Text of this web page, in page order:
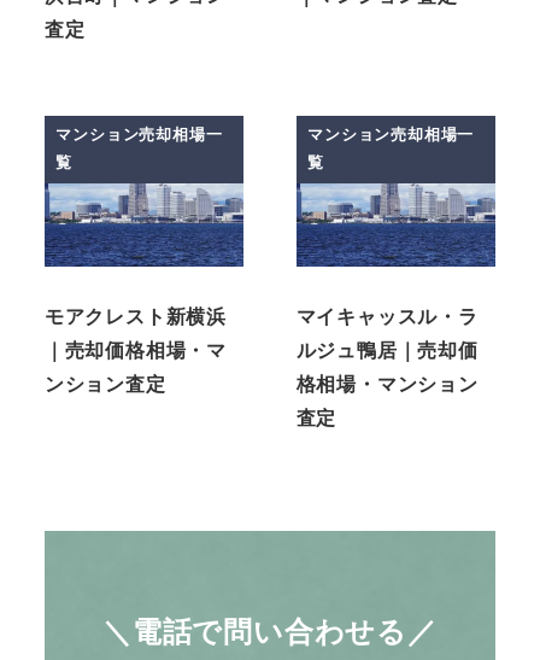
査定
マンション売却相場一
覧
モアクレスト新横浜
｜売却価格相場・マ
ンション査定
マンション売却相場一
覧
マイキャッスル・ラ
ルジュ鴨居｜売却価
格相場・マンション
査定
＼電話で問い合わせる／